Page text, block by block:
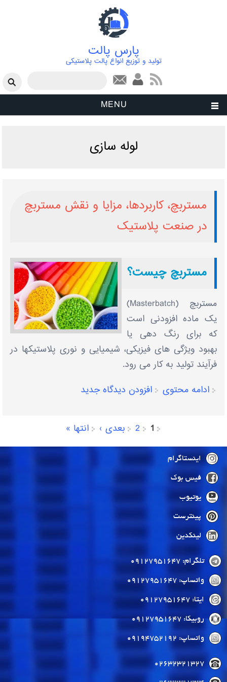
پارس پالت
تولید و توزیع انواع پالت پلاستیکی
فرم جستجو
MENU
لوله ‌سازی
مستربچ، کاربردها، مزایا و نقش مستربچ
در صنعت پلاستیک
مستربچ چیست؟
مستربچ (Masterbatch)
یک ماده افزودنی است
که برای رنگ دهی یا
بهبود ویژگی های فیزیکی، شیمیایی و نوری پلاستیکها در
فرآیند تولید به کار می رود.
ادامه محتوی
افزودن دیدگاه جدید
صفحه‌ها
1
2 بعدی › انتها »
اینستاگرام
فیس بوک
یوتیوب
پینترست
لینکدین
تلگرام: 09127951647
واتساپ: 09127951647
ایتا: 09127951647
روبیکا: 09127951647
واتساپ: 09194752192
02632321327